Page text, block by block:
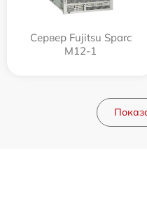
Сервер Fujitsu Sparc
M12-1